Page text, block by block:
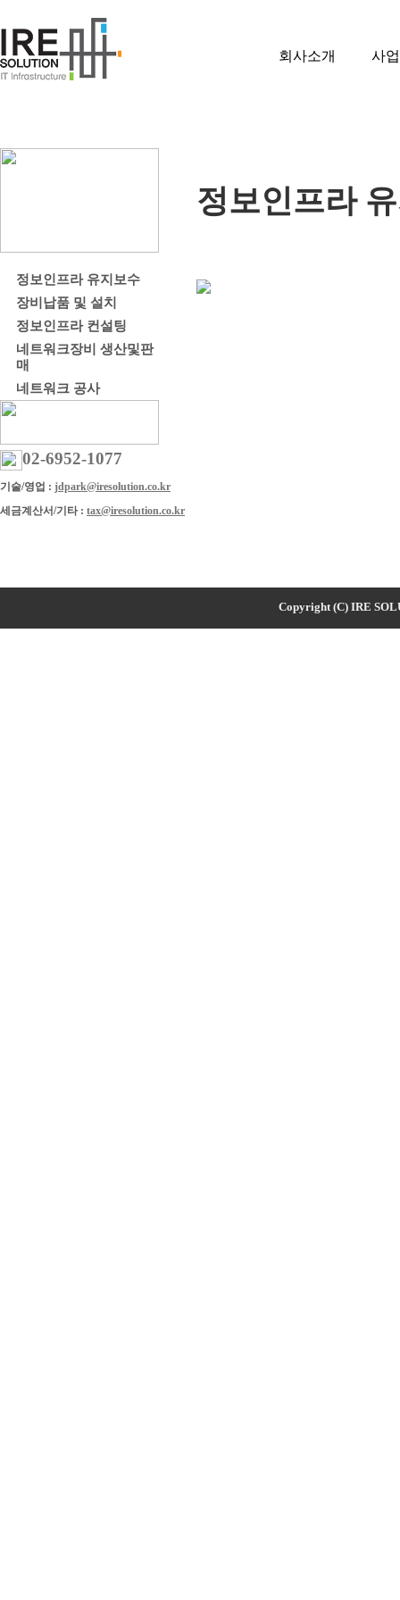
회사소개 사
정보인프라 유지보수
장비납품 및 설치
정보인프라 컨설팅
네트워크장비 생산및판
매
네트워크 공사
02-6952-1077
기술/영업 : jdpark@iresolution.co.kr
세금계산서/기타 : tax@iresolution.co.kr
정보인프라
Copyright (C) IRE